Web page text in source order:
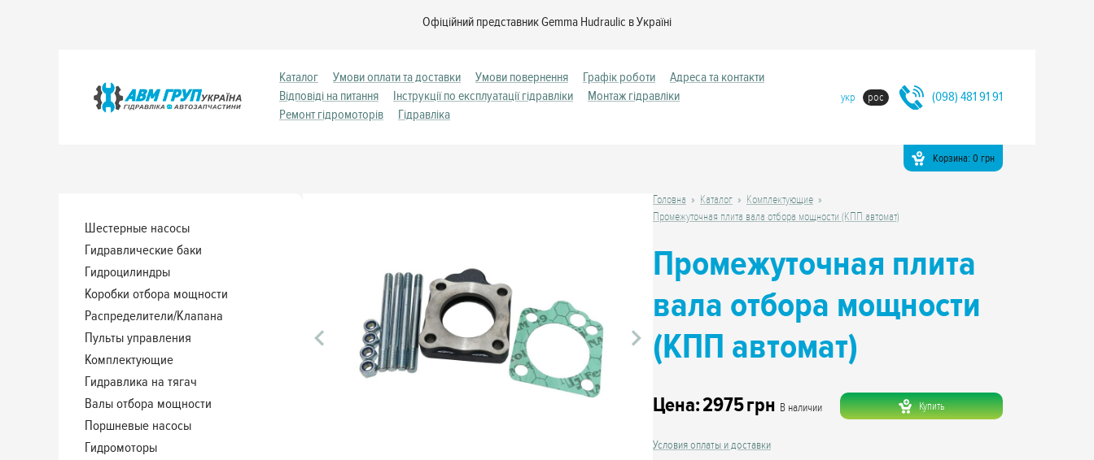
Офіційний представник Gemma Hudraulic в Україні
Каталог Умови оплати та доставки Умови повернення Графік роботи
Адреса та контакти
Відповіді на питання
Інструкції по експлуатації гідравліки
Монтаж гідравліки
Ремонт гідромоторів
Гідравліка
укр рос (098) 481 91 91
Корзина: 0 грн
Шестерные насосы
Гидравлические баки
Гидроцилиндры
Коробки отбора мощности
Распределители/Клапана
Пульты управления
Комплектующие
Гидравлика на тягач
Валы отбора мощности
Поршневые насосы
Гидромоторы
Головна Каталог
Комплектующие
Промежуточная плита вала отбора мощности (КПП автомат)
Промежуточная плита
вала отбора мощности
(КПП автомат)
Цена:2975грн В наличии Купить
Условия оплаты и доставки